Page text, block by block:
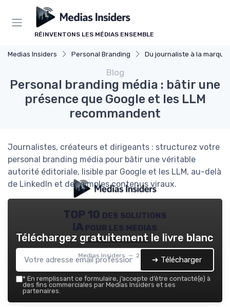
RÉINVENTONS LES MÉDIAS ENSEMBLE
Medias Insiders Personal Branding Du journaliste à la marque
Blog
Personal branding média : bâtir une
présence que Google et les LLM
recommandent
Journalistes, créateurs et dirigeants : structurez votre
personal branding média pour bâtir une véritable
autorité éditoriale, lisible par Google et les LLM, au-delà
de LinkedIn et des simples contenus viraux.
TOP 10 des solutions
IA pour les medias
Medias Insiders — 2026
Téléchargez gratuitement le livre blanc
➔ Télécharger
* En remplissant ce formulaire, j’accepte d’être contacté(e) à
des fins commerciales par Medias Insiders et ses
partenaires.
Panneau de gestion des cookies